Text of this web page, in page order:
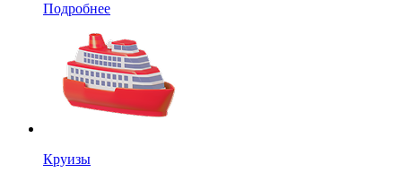
Подробнее
Круизы